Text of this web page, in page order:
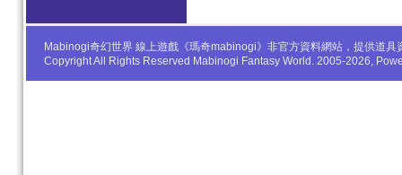
Mabinogi奇幻世界 線上遊戲《瑪奇mabinogi》非官方資料網站，提供道
Copyright All Rights Reserved Mabinogi Fantasy World. 2005-2026,